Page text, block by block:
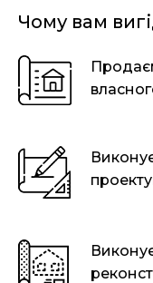
Чому вам